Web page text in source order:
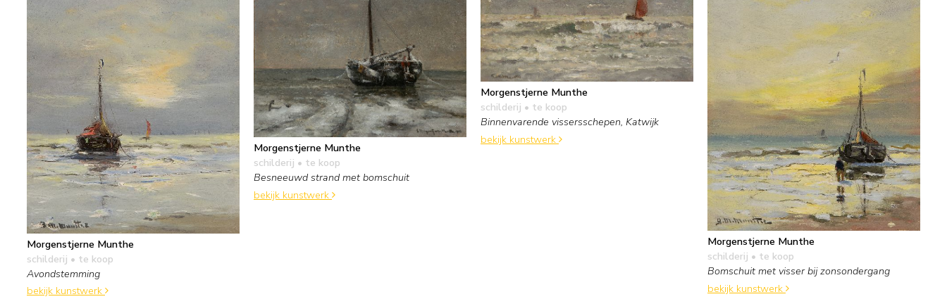
Morgenstjerne Munthe
schilderij • te koop
Avondstemming
bekijk kunstwerk
Morgenstjerne Munthe
schilderij • te koop
Besneeuwd strand met bomschuit
bekijk kunstwerk
Morgenstjerne Munthe
schilderij • te koop
Binnenvarende vissersschepen, Katwijk
bekijk kunstwerk
Morgenstjerne Munthe
schilderij • te koop
Bomschuit met visser bij zonsondergang
bekijk kunstwerk